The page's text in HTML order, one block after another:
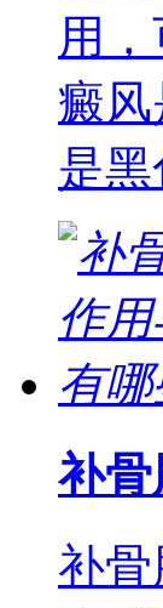
用
癜
是
补
补